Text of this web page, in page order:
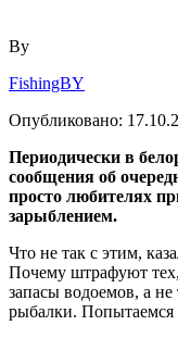
By
FishingBY
Опубликовано:
Периодически в
сообщения об
просто любителях
зарыблением.
Что не так с этим,
Почему штрафуют
запасы водоемов, а не
рыбалки. Попытаемся